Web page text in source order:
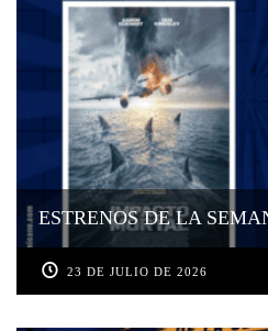
ESTRENOS DE LA
23 DE JULIO DE 2026